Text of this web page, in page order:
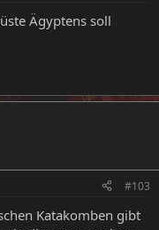
Ägyptens soll
#103
Katakomben gibt